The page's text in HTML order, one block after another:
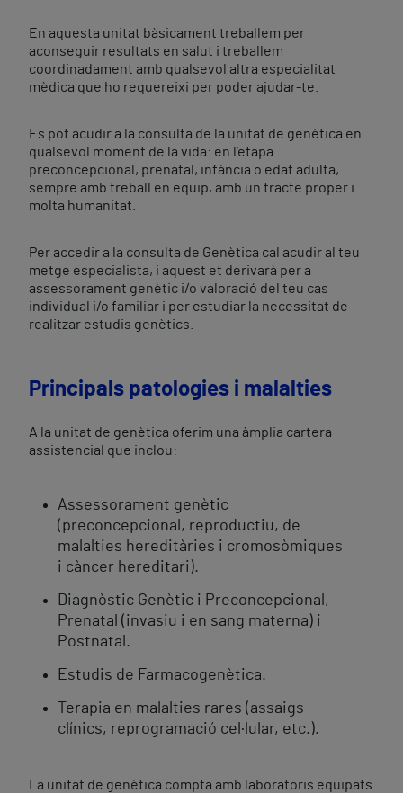
En aquesta unitat bàsicament treballem per
aconseguir resultats en salut i treballem
coordinadament amb qualsevol altra especialitat
mèdica que ho requereixi per poder ajudar-te.
Es pot acudir a la consulta de la unitat de genètica en
qualsevol moment de la vida: en l’etapa
preconcepcional, prenatal, infància o edat adulta,
sempre amb treball en equip, amb un tracte proper i
molta humanitat.
Per accedir a la consulta de Genètica cal acudir al teu
metge especialista, i aquest et derivarà per a
assessorament genètic i/o valoració del teu cas
individual i/o familiar i per estudiar la necessitat de
realitzar estudis genètics.
Principals patologies i malalties
A la unitat de genètica oferim una àmplia cartera
assistencial que inclou:
Assessorament genètic
(preconcepcional, reproductiu, de
malalties hereditàries i cromosòmiques
i càncer hereditari).
Diagnòstic Genètic i Preconcepcional,
Prenatal (invasiu i en sang materna) i
Postnatal.
Estudis de Farmacogenètica.
Terapia en malalties rares (assaigs
clínics, reprogramació cel·lular, etc.).
La unitat de genètica compta amb laboratoris equipats